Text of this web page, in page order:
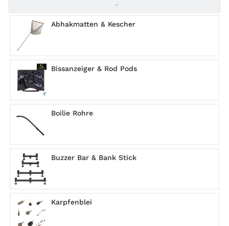
- Komplettes Terminal Tackle von A-Z
Persönliche Beratung durch erfahrene Karpfenangler
Abhakmatten & Kescher
Bissanzeiger & Rod Pods
Boilie Rohre
Buzzer Bar & Bank Stick
Karpfenblei